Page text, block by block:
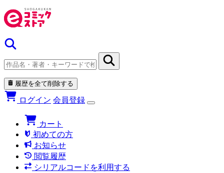
履歴を全て削除する
ログイン 会員登録
カート
初めての方
お知らせ
閲覧履歴
シリアルコードを利用する